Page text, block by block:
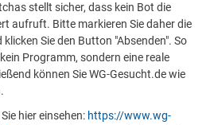
stellt sicher, dass kein Bot die
aufruft. Bitte markieren Sie daher die
Sie den Button "Absenden". So
Programm, sondern eine reale
können Sie WG-Gesucht.de wie
hier einsehen: https://www.wg-